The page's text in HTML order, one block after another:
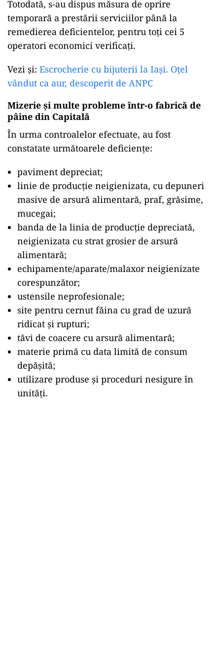
Totodată, s-au dispus măsura de oprire
temporară a prestării serviciilor până la
remedierea deficientelor, pentru toți cei 5
operatori economici verificați.
Vezi și: Escrocherie cu bijuterii la Iași. Oțel
vândut ca aur, descoperit de ANPC
Mizerie și multe probleme într-o fabrică de
pâine din Capitală
În urma controalelor efectuate, au fost
constatate următoarele deficiențe:
paviment depreciat;
linie de producție neigienizata, cu depuneri
masive de arsură alimentară, praf, grăsime,
mucegai;
banda de la linia de producție depreciată,
neigienizata cu strat grosier de arsură
alimentară;
echipamente/aparate/malaxor neigienizate
corespunzător;
ustensile neprofesionale;
site pentru cernut făina cu grad de uzură
ridicat și rupturi;
tăvi de coacere cu arsură alimentară;
materie primă cu data limită de consum
depășită;
utilizare produse și proceduri nesigure în
unități.